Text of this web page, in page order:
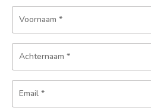
Voornaam *
Achternaam *
Email *